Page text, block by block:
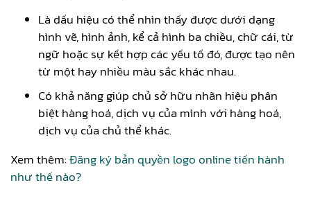
Là dấu hiệu có thể nhìn thấy được dưới dạng
hình vẽ, hình ảnh, kể cả hình ba chiều, chữ cái, từ
ngữ hoặc sự kết hợp các yếu tố đó, được tạo nên
từ một hay nhiều màu sắc khác nhau.
Có khả năng giúp chủ sở hữu nhãn hiệu phân
biệt hàng hoá, dịch vụ của mình với hàng hoá,
dịch vụ của chủ thể khác.
Xem thêm:Đăng ký bản quyền logo online tiến hành
như thế nào?